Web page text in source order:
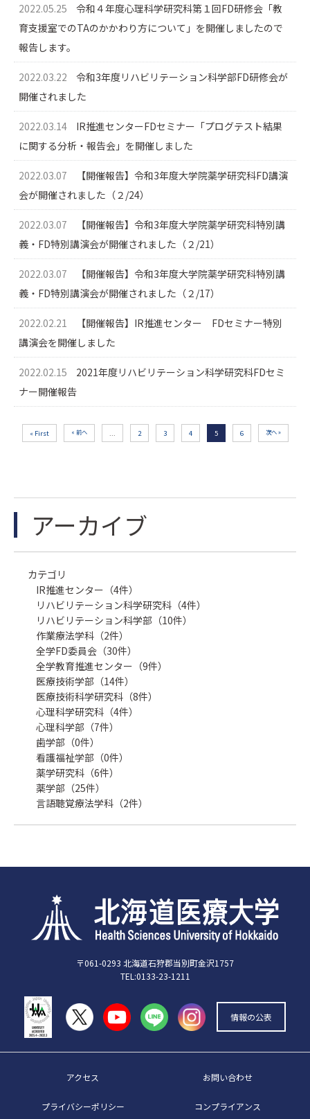
2022.05.25
令和４年度心理科学研究科第１回FD研修会「教
育支援室でのTAのかかわり方について」を開催しましたので
報告します。
2022.03.22
令和3年度リハビリテーション科学部FD研修会が
開催されました
2022.03.14
IR推進センターFDセミナー「プログテスト結果
に関する分析・報告会」を開催しました
2022.03.07
【開催報告】令和3年度大学院薬学研究科FD講演
会が開催されました（２/24）
2022.03.07
【開催報告】令和3年度大学院薬学研究科特別講
義・FD特別講演会が開催されました（２/21）
2022.03.07
【開催報告】令和3年度大学院薬学研究科特別講
義・FD特別講演会が開催されました（２/17）
2022.02.21
【開催報告】IR推進センター FDセミナー特別
講演会を開催しました
2022.02.15
2021年度リハビリテーション科学研究科FDセミ
ナー開催報告
« First « 前へ 2 3 4 5 6 次へ »
アーカイブ
カテゴリ
IR推進センター（4件）
リハビリテーション科学研究科（4件）
リハビリテーション科学部（10件）
作業療法学科（2件）
全学FD委員会（30件）
全学教育推進センター（9件）
医療技術学部（14件）
医療技術科学研究科（8件）
心理科学研究科（4件）
心理科学部（7件）
歯学部（0件）
看護福祉学部（0件）
薬学研究科（6件）
薬学部（25件）
言語聴覚療法学科（2件）
〒061-0293 北海道石狩郡当別町金沢1757
TEL:0133-23-1211
情報の公表
アクセス お問い合わせ
プライバシーポリシー コンプライアンス